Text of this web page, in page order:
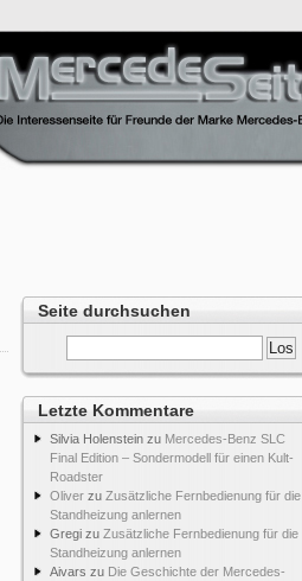
Seite durchsuchen
Letzte Kommentare
Silvia Holenstein zu Mercedes-Benz SLC
Final Edition – Sondermodell für einen Kult-
Roadster
Oliver zu Zusätzliche Fernbedienung für die
Standheizung anlernen
Gregi zu Zusätzliche Fernbedienung für die
Standheizung anlernen
Aivars zu Die Geschichte der Mercedes-